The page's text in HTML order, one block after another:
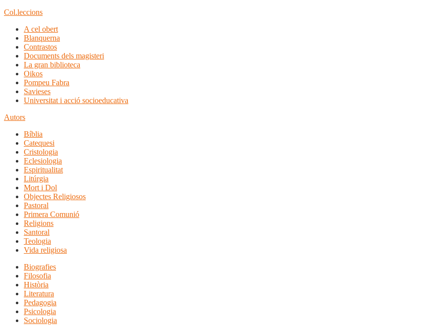
Col.leccions
A cel obert
Blanquerna
Contrastos
Documents dels magisteri
La gran biblioteca
Oikos
Pompeu Fabra
Savieses
Universitat i acció socioeducativa
Autors
Bíblia
Catequesi
Cristologia
Eclesiologia
Espiritualitat
Litúrgia
Mort i Dol
Objectes Religiosos
Pastoral
Primera Comunió
Religions
Santoral
Teologia
Vida religiosa
Biografies
Filosofia
Història
Literatura
Pedagogia
Psicologia
Sociologia